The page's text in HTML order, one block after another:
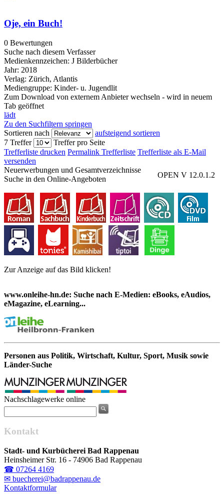
Oje, ein Buch!
0 Bewertungen
Suche nach diesem Verfasser
Medienkennzeichen: J Bilderbücher
Jahr: 2018
Verlag: Zürich, Atlantis
Mediengruppe: Kinder- u. Jugendlit
Zum Download von externem Anbieter wechseln - wird in neuem
Tab geöffnet
lädt
Zu den Suchfiltern springen
Sortieren nach
aufsteigend sortieren
7 Treffer
Treffer pro Seite
Trefferliste drucken Permalink Trefferliste Trefferliste als E-Mail
versenden
OPEN V 12.0.1.2
Neuerwerbungen und Gesamtverzeichnisse
Zur Anzeige auf das Bild klicken!
Suche in den Online-Angeboten
www.onleihe-hn.de: Suche nach E-Medien: eBooks, eAudios,
eMagazine, eLearning...
Personen aus Politik, Wirtschaft, Kultur, Sport, Musik sowie
Länder-Suche
Nachschlagewerke online
Kontakt
Stadt- und Kurbücherei Bad Rappenau
Heinsheimer Str. 16 - 74906 Bad Rappenau
☎ 07264 4169
✉ buecherei@badrappenau.de
Kontaktformular